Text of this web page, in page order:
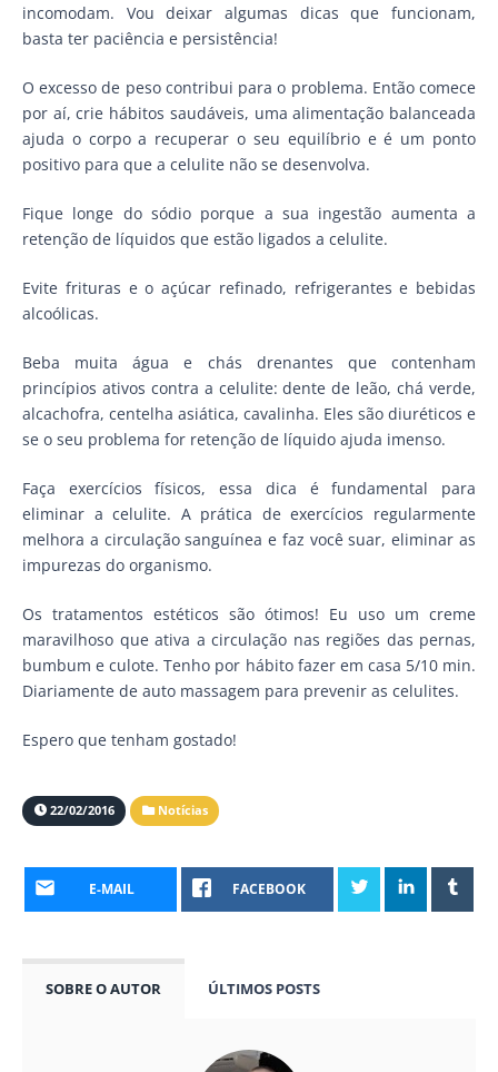
incomodam. Vou deixar algumas dicas que funcionam,
basta ter paciência e persistência!
O excesso de peso contribui para o problema. Então comece
por aí, crie hábitos saudáveis, uma alimentação balanceada
ajuda o corpo a recuperar o seu equilíbrio e é um ponto
positivo para que a celulite não se desenvolva.
Fique longe do sódio porque a sua ingestão aumenta a
retenção de líquidos que estão ligados a celulite.
Evite frituras e o açúcar refinado, refrigerantes e bebidas
alcoólicas.
Beba muita água e chás drenantes que contenham
princípios ativos contra a celulite: dente de leão, chá verde,
alcachofra, centelha asiática, cavalinha. Eles são diuréticos e
se o seu problema for retenção de líquido ajuda imenso.
Faça exercícios físicos, essa dica é fundamental para
eliminar a celulite. A prática de exercícios regularmente
melhora a circulação sanguínea e faz você suar, eliminar as
impurezas do organismo.
Os tratamentos estéticos são ótimos! Eu uso um creme
maravilhoso que ativa a circulação nas regiões das pernas,
bumbum e culote. Tenho por hábito fazer em casa 5/10 min.
Diariamente de auto massagem para prevenir as celulites.
Espero que tenham gostado!
22/02/2016 Notícias
E-MAIL FACEBOOK
SOBRE O AUTOR ÚLTIMOS POSTS